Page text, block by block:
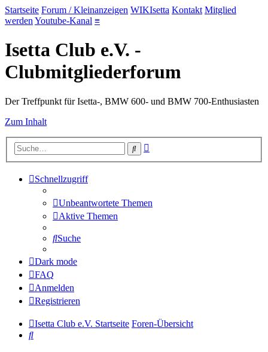
Startseite Forum / Kleinanzeigen WIKIsetta Kontakt Mitglied
werden Youtube-Kanal ≡
Isetta Club e.V. -
Clubmitgliederforum
Der Treffpunkt für Isetta-, BMW 600- und BMW 700-Enthusiasten
Zum Inhalt
Suche
Schnellzugriff
Unbeantwortete Themen
Aktive Themen
Suche
Dark mode
FAQ
Anmelden
Registrieren
Isetta Club e.V. Startseite Foren-Übersicht
Suche